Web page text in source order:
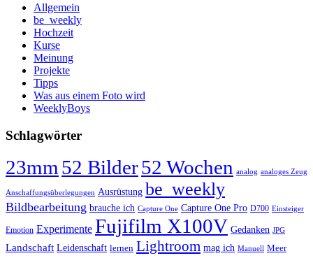
Allgemein
be_weekly
Hochzeit
Kurse
Meinung
Projekte
Tipps
Was aus einem Foto wird
WeeklyBoys
Schlagwörter
23mm 52 Bilder52 Wochen analog analoges Zeug
Anschaffungsüberlegungen Ausrüstung be_weekly
Bildbearbeitung brauche ich Capture One Capture One Pro D700 Einsteiger
Emotion Experimente Fujifilm X100V Gedanken JPG
Landschaft Leidenschaft lernen Lightroom mag ich Manuell Meer